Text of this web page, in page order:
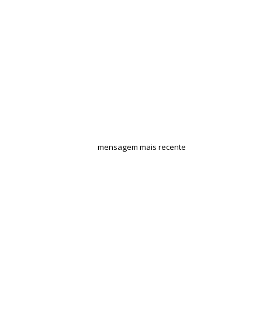
mensagem mais recente